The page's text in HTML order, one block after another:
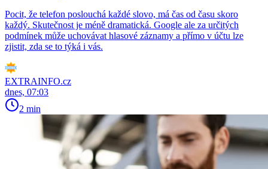
Pocit, že telefon poslouchá každé slovo, má čas od času skoro
každý. Skutečnost je méně dramatická. Google ale za určitých
podmínek může uchovávat hlasové záznamy a přímo v účtu lze
zjistit, zda se to týká i vás.
EXTRAINFO.cz
dnes, 07:03
2 min